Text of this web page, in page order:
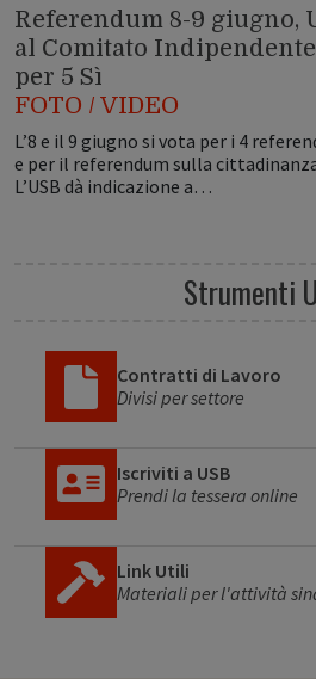
Referendum 8-9 giugno,
al Comitato
per 5 Sì
FOTO / VIDEO
L’8 e il 9 giugno si vota per i 4
e per il referendum sulla
L’USB dà indicazione a…
Strumenti
Contratti di Lavoro
Divisi per settore
Iscriviti a USB
Prendi la tessera online
Link Utili
Materiali per l'attività